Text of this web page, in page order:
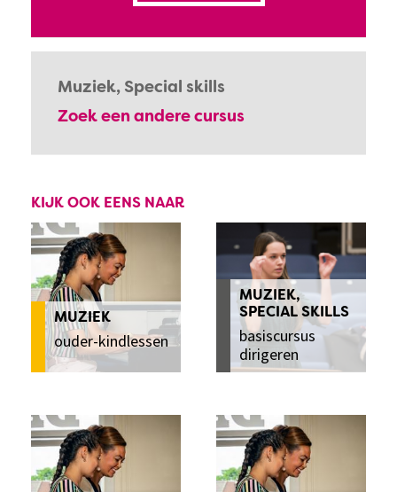
Muziek, Special skills
Zoek een andere cursus
KIJK OOK EENS NAAR
MUZIEK
ouder-kindlessen
MUZIEK,
SPECIAL SKILLS
basiscursus
dirigeren